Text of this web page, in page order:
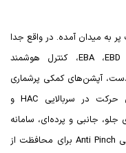
به میدان آمده. در واقع جدا
EBD،EBA، کنترل هوشمند
آپشن‌های کمکی پرشماری
حرکت در سربالایی HACو
جانبی و پرده‌ای، سامانه
Anti Pinch برای محافظت از